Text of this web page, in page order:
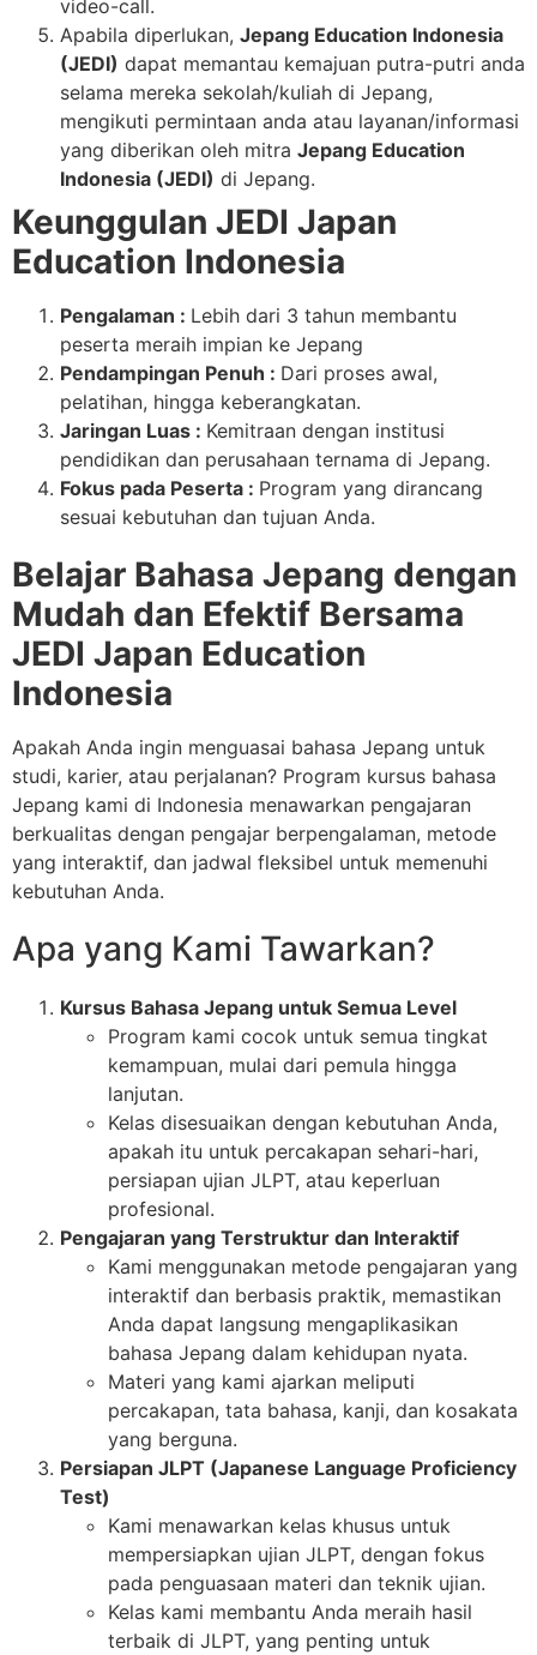
video-call.
Apabila diperlukan, Jepang Education Indonesia
(JEDI) dapat memantau kemajuan putra-putri anda
selama mereka sekolah/kuliah di Jepang,
mengikuti permintaan anda atau layanan/informasi
yang diberikan oleh mitra Jepang Education
Indonesia (JEDI) di Jepang.
Keunggulan JEDI Japan
Education Indonesia
Pengalaman : Lebih dari 3 tahun membantu
peserta meraih impian ke Jepang
Pendampingan Penuh : Dari proses awal,
pelatihan, hingga keberangkatan.
Jaringan Luas : Kemitraan dengan institusi
pendidikan dan perusahaan ternama di Jepang.
Fokus pada Peserta : Program yang dirancang
sesuai kebutuhan dan tujuan Anda.
Belajar Bahasa Jepang dengan
Mudah dan Efektif Bersama
JEDI Japan Education
Indonesia
Apakah Anda ingin menguasai bahasa Jepang untuk
studi, karier, atau perjalanan? Program kursus bahasa
Jepang kami di Indonesia menawarkan pengajaran
berkualitas dengan pengajar berpengalaman, metode
yang interaktif, dan jadwal fleksibel untuk memenuhi
kebutuhan Anda.
Apa yang Kami Tawarkan?
Kursus Bahasa Jepang untuk Semua Level
Program kami cocok untuk semua tingkat
kemampuan, mulai dari pemula hingga
lanjutan.
Kelas disesuaikan dengan kebutuhan Anda,
apakah itu untuk percakapan sehari-hari,
persiapan ujian JLPT, atau keperluan
profesional.
Pengajaran yang Terstruktur dan Interaktif
Kami menggunakan metode pengajaran yang
interaktif dan berbasis praktik, memastikan
Anda dapat langsung mengaplikasikan
bahasa Jepang dalam kehidupan nyata.
Materi yang kami ajarkan meliputi
percakapan, tata bahasa, kanji, dan kosakata
yang berguna.
Persiapan JLPT (Japanese Language Proficiency
Test)
Kami menawarkan kelas khusus untuk
mempersiapkan ujian JLPT, dengan fokus
pada penguasaan materi dan teknik ujian.
Kelas kami membantu Anda meraih hasil
terbaik di JLPT, yang penting untuk